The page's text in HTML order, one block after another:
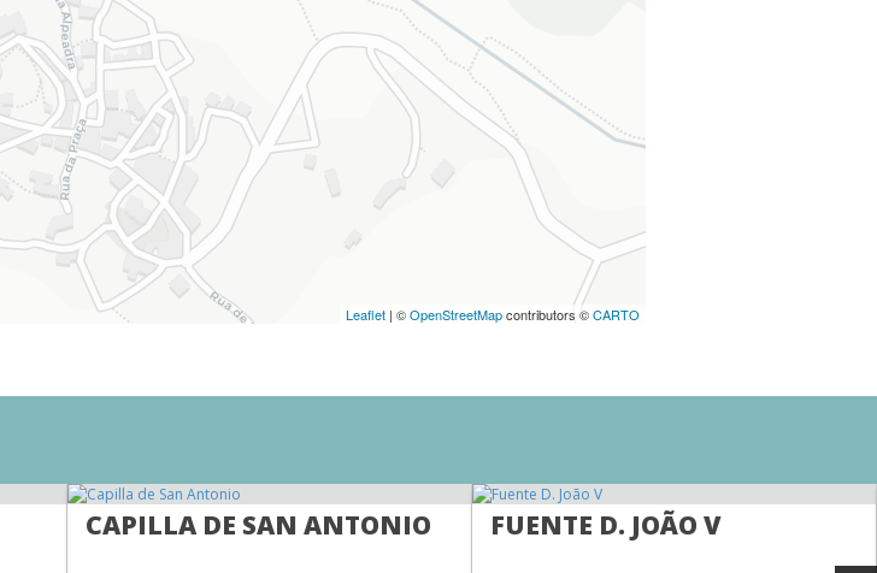
Leaflet | ©OpenStreetMapcontributors ©CARTO
CAPILLA DE SAN ANTONIO FUENTE D. JOÃO V